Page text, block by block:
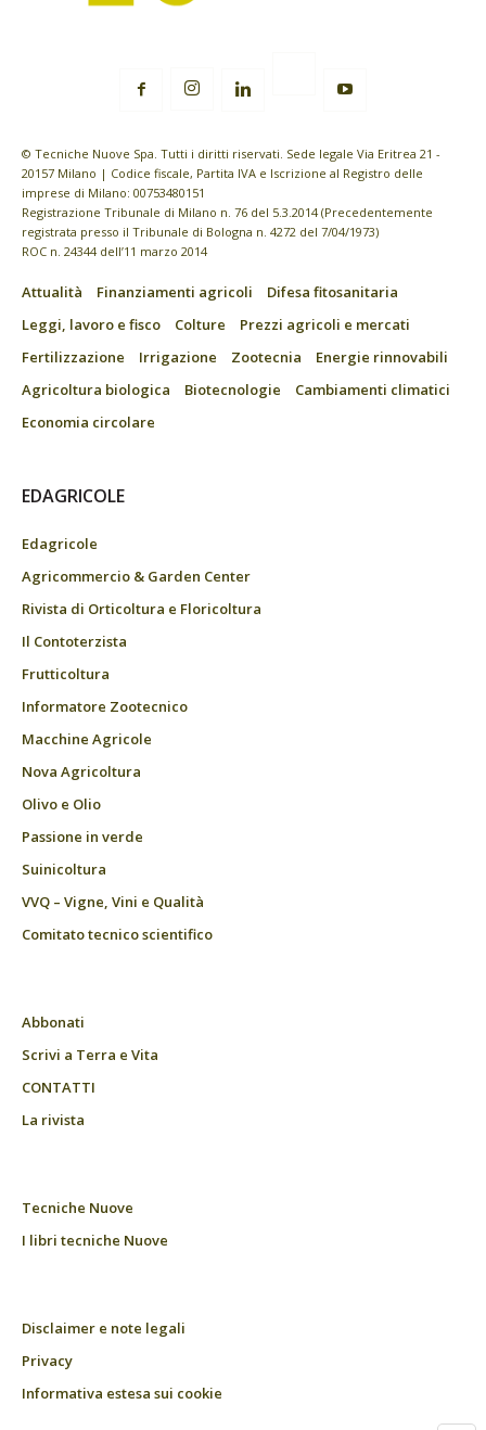
© Tecniche Nuove Spa. Tutti i diritti riservati. Sede legale Via Eritrea 21 -
20157 Milano | Codice fiscale, Partita IVA e Iscrizione al Registro delle
imprese di Milano: 00753480151
Registrazione Tribunale di Milano n. 76 del 5.3.2014 (Precedentemente
registrata presso il Tribunale di Bologna n. 4272 del 7/04/1973)
ROC n. 24344 dell’11 marzo 2014
Attualità Finanziamenti agricoli
Difesa fitosanitaria
Leggi, lavoro e fisco
Colture
Prezzi agricoli e mercati
Fertilizzazione
Irrigazione Zootecnia
Energie rinnovabili
Agricoltura biologica
Biotecnologie
Cambiamenti climatici
Economia circolare
EDAGRICOLE
Edagricole
Agricommercio & Garden Center
Rivista di Orticoltura e Floricoltura
Il Contoterzista
Frutticoltura
Informatore Zootecnico
Macchine Agricole
Nova Agricoltura
Olivo e Olio
Passione in verde
Suinicoltura
VVQ – Vigne, Vini e Qualità
Comitato tecnico scientifico
Abbonati
Scrivi a Terra e Vita
CONTATTI
La rivista
Tecniche Nuove
I libri tecniche Nuove
Disclaimer e note legali
Privacy
Informativa estesa sui cookie